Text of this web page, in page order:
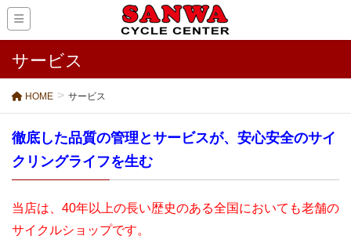
サービス
HOME サービス
徹底した品質の管理とサービスが、安心安全のサイ
クリングライフを生む
当店は、40年以上の長い歴史のある全国においても老舗の
サイクルショップです。